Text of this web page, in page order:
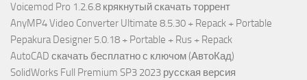
Voicemod Pro 1.2.6.8 крякнутый скачать торрент
AnyMP4 Video Converter Ultimate 8.5.30 + Repack + Portable
Pepakura Designer 5.0.18 + Portable + Rus + Repack
AutoCAD скачать бесплатно с ключом (АвтоКад)
SolidWorks Full Premium SP3 2023 русская версия